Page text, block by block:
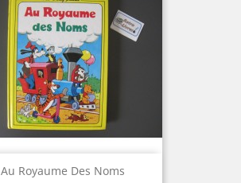
Au Royaume Des Noms